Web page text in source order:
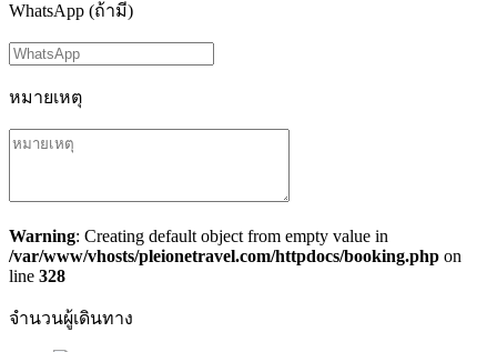
WhatsApp (ถ้ามี)
หมายเหตุ
Warning: Creating default object from empty value in
/var/www/vhosts/pleionetravel.com/httpdocs/booking.php on
line 328
จำนวนผู้เดินทาง